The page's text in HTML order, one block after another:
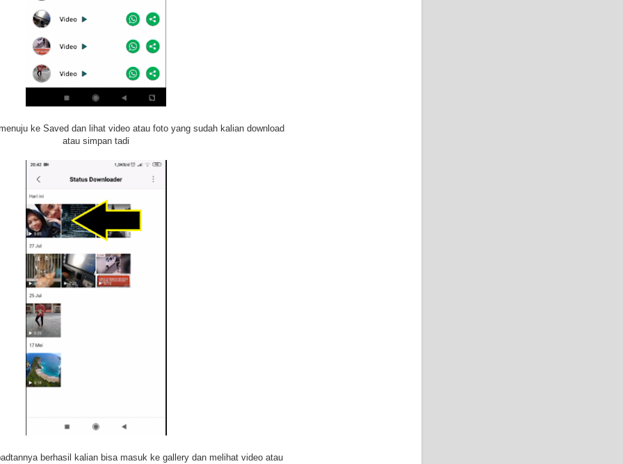
ke Saved dan lihat video atau foto yang sudah kalian download
atau simpan tadi
berhasil kalian bisa masuk ke gallery dan melihat video atau